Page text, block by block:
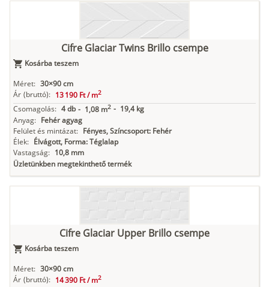
Cifre Glaciar Twins Brillo csempe
Kosárba teszem
Méret: 30×90 cm
Ár (bruttó): 13 190 Ft /m2
Csomagolás: 4 db - 1,08 m2 - 19,4 kg
Anyag: Fehér agyag
Felület és mintázat: Fényes, Színcsoport: Fehér
Élek: Élvágott, Forma: Téglalap
Vastagság: 10,8 mm
Üzletünkben megtekinthető termék
Cifre Glaciar Upper Brillo csempe
Kosárba teszem
Méret: 30×90 cm
Ár (bruttó): 14 390 Ft /m2